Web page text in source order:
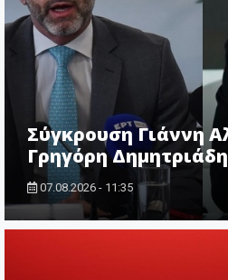
Σύγκρουση Γιάννη
Γρηγόρη
07.08.2026 - 11:35